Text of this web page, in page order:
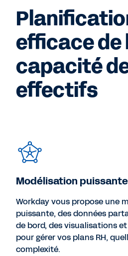
efficace de
capacité
effectifs
Modélisation puissante
Workday vous propose une
puissante, des données
de bord, des visualisations
pour gérer vos plans RH,
complexité.